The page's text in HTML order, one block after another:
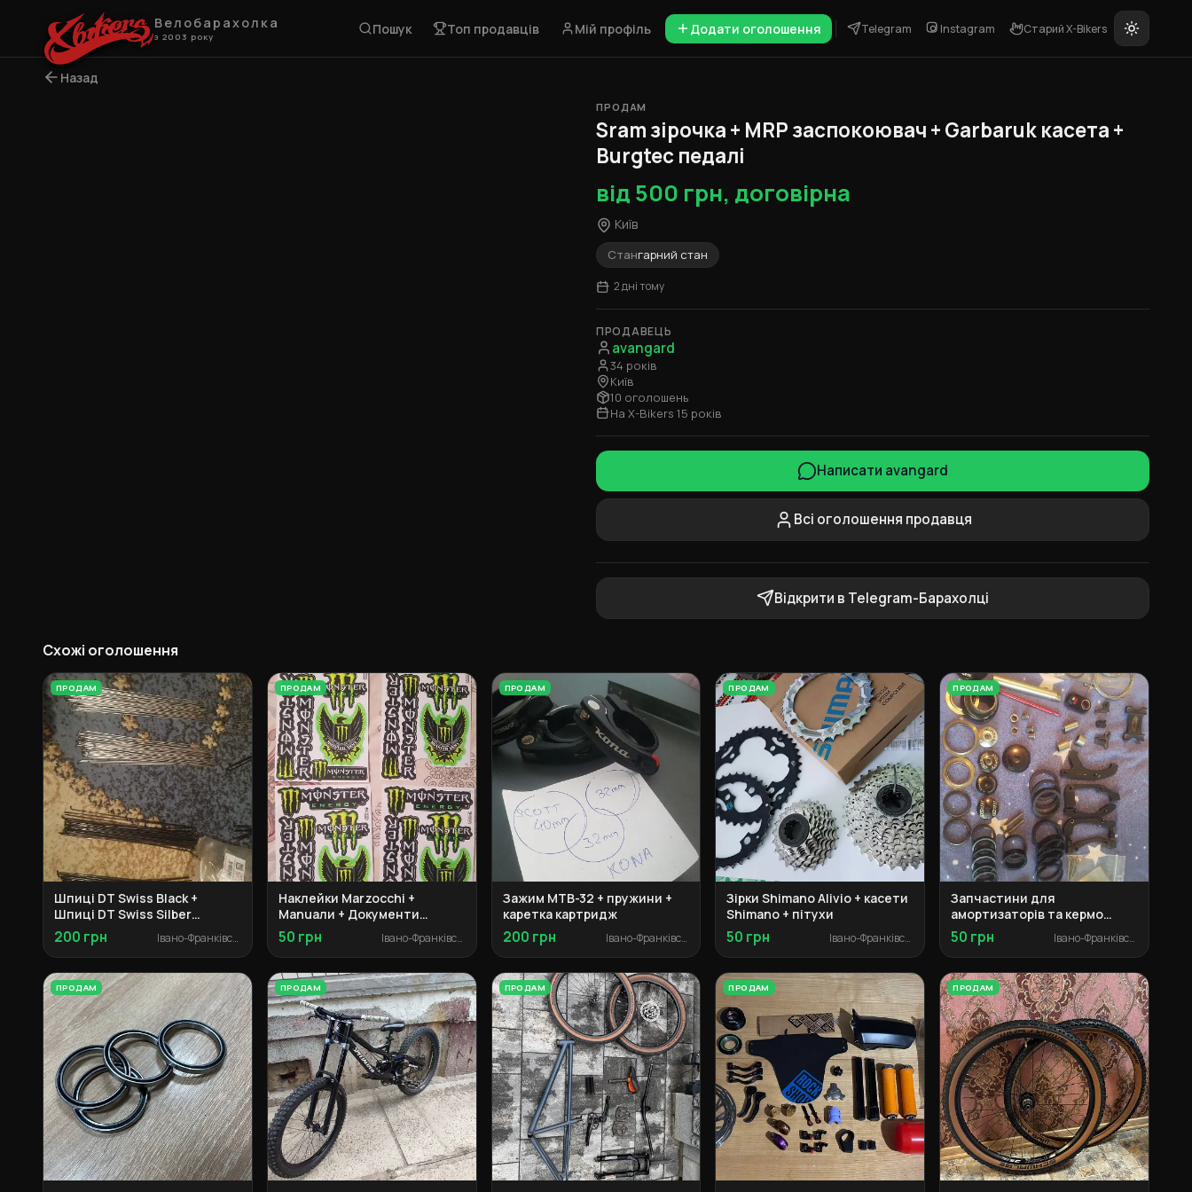
Велобарахолка
з 2003 року Пошук Топ продавців Мій профіль Додати оголошення Telegram Instagram Старий X-Bikers
Назад
ПРОДАМ
Sram зірочка + MRP заспокоювач + Garbaruk касета +
Burgtec педалі
від 500 грн, договірна
Київ
Стангарний стан
2 дні тому
ПРОДАВЕЦЬ
avangard
34 років
Київ
10 оголошень
На X-Bikers 15 років
Написати avangard
Всі оголошення продавця
Відкрити в Telegram-Барахолці
Схожі оголошення
ПРОДАМ
Шпиці DT Swiss Black +
Шпиці DT Swiss Silber
Champion 2.0 + ніпельки
200 грн Івано-Франківськ
ПРОДАМ
Наклейки Marzocchi +
Manuали + Документи
Specialized + Адаптер
Marzocchi + Сальники
Manitou
50 грн Івано-Франківськ
ПРОДАМ
Зажим MTB-32 + пружини +
каретка картридж
200 грн Івано-Франківськ
ПРОДАМ
Зірки Shimano Alivio + касети
Shimano + пітухи
50 грн Івано-Франківськ
ПРОДАМ
Запчастини для
амортизаторів та кермо
(башингі, рульова, кільця)
50 грн Івано-Франківськ
ПРОДАМ ПРОДАМ ПРОДАМ ПРОДАМ ПРОДАМ